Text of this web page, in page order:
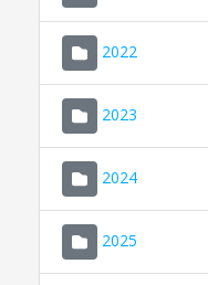
2022
2023
2024
2025